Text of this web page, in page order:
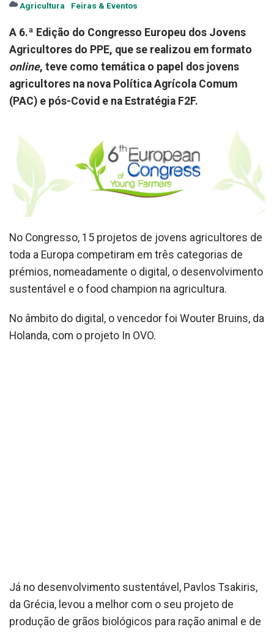
Agricultura
Feiras & Eventos
A 6.ª Edição do Congresso Europeu dos Jovens
Agricultores do PPE, que se realizou em formato
online, teve como temática o papel dos jovens
agricultores na nova Política Agrícola Comum
(PAC) e pós-Covid e na Estratégia F2F.
No Congresso, 15 projetos de jovens agricultores de
toda a Europa competiram em três categorias de
prémios, nomeadamente o digital, o desenvolvimento
sustentável e o food champion na agricultura.
No âmbito do digital, o vencedor foi Wouter Bruins, da
Holanda, com o projeto In OVO.
Já no desenvolvimento sustentável, Pavlos Tsakiris,
da Grécia, levou a melhor com o seu projeto de
produção de grãos biológicos para ração animal e de